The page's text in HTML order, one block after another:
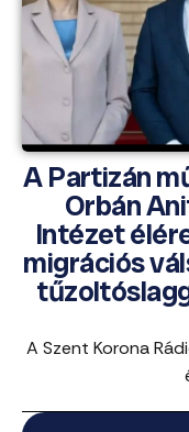
A Partizán
Orbán
Intézet
migrációs
A Szent Korona